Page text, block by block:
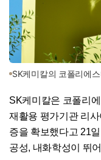
SK케미칼의 코폴리에
SK케미칼은 코폴리
재활용 평가기관 리
증을 확보했다고 21
공성, 내화학성이 뛰